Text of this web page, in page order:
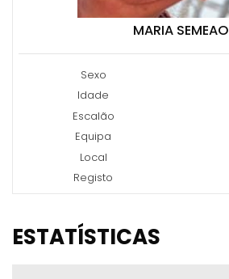
MARIA SEMEAO
Sexo
Idade
Escalão
Equipa
Local
Registo
ESTATÍSTICAS